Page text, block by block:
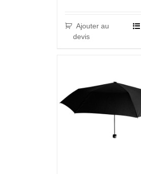
Ajouter au
devis